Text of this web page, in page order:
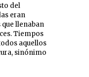
del
eran
llenaban
Tiempos
aquellos
sinónimo